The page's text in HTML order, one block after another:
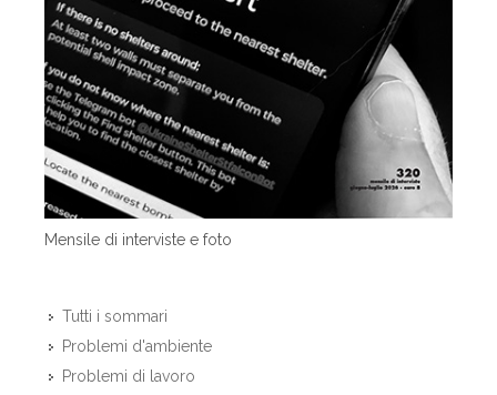
Mensile di interviste e foto
Tutti i sommari
Problemi d'ambiente
Problemi di lavoro